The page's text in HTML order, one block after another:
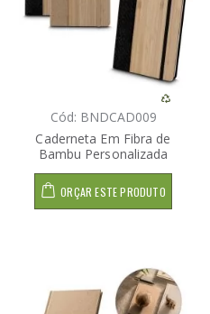
Cód: BNDCAD009
Caderneta Em Fibra de
Bambu Personalizada
ORÇAR ESTE PRODUTO